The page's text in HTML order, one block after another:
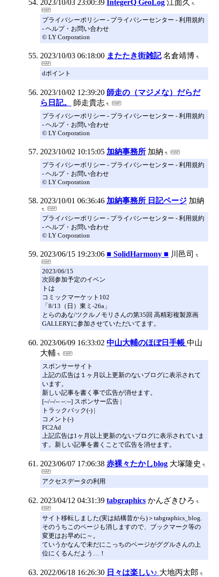
2023/10/03 23:00:39 IntegerQ GeoLog 江面久
プライバシーポリシー - プライバシーセンター - 利用規約
- ヘルプ・お問い合わせ
© LY Corporation
2023/10/03 06:18:00 またたき街雑記 名倉靖博
dポイント
2023/10/02 12:39:20 師走の（マジメな）だらだ
ら日記。
師走貴志
プライバシーポリシー - プライバシーセンター - 利用規約
- ヘルプ・お問い合わせ
© LY Corporation
2023/10/02 10:15:05 加納事務所 加納
プライバシーポリシー - プライバシーセンター - 利用規約
- ヘルプ・お問い合わせ
© LY Corporation
2023/10/01 06:36:46 加納事務所 日記ページ 加納
プライバシーポリシー - プライバシーセンター - 利用規約
- ヘルプ・お問い合わせ
© LY Corporation
2023/06/15 19:23:06 ■ SolidHarmony ■ 川邑司
2023/06/15
次回参加予定のイベン
トは
コミックマーケット102
「8/13（日）東ミ-26a」
とらのあな/ツクルノモリさんの第35回 高精彩複製原画
GALLERYに参加させていただいてます。
2023/06/09 16:33:02 中山大輔のほぼ日手帳 中山
大輔
スポンサーサイト
上記の広告は１ヶ月以上更新のないブログに表示されて
います。
新しい記事を書く事で広告が消せます。
[--/--/-- --:--] スポンサー広告 |
トラックバック(-) |
コメント(-)
FC2Ad
上記広告は1ヶ月以上更新のないブログに表示されていま
す。新しい記事を書くことで広告を消せます。
2023/06/07 17:06:38 赤裸々たかしblog 大塚隆史
アクセスデータの利用
2023/04/12 04:31:39 tabgraphics かんざきひろ
サイト移転しました(実は結構昔から)＞tabgraphics_blog.
そのうちこのページも消しますので、ブックマーク等の
変更はお早めに～。
ていうかなんで未だにこっちのページがググルさんの上
位にくるんだよう…！
2022/06/18 16:26:30 日々は楽しい♪ 大地丙太郎